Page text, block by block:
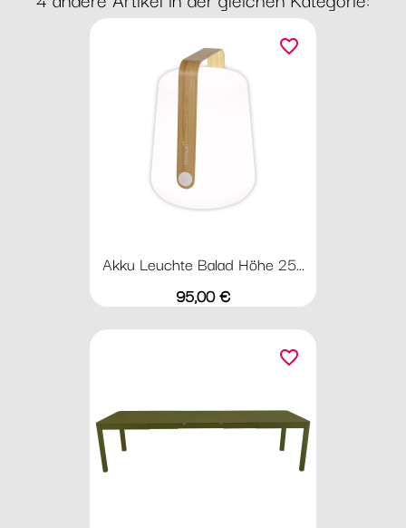
Akku Leuchte Balad Höhe 25...
Preis
95,00 €
favorite_border
favorite_border